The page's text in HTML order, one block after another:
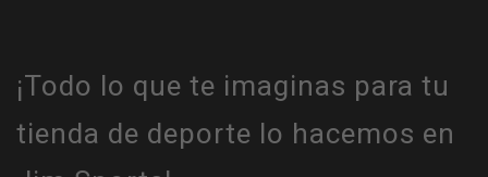
¡Todo lo que te imaginas para tu
tienda de deporte lo hacemos en